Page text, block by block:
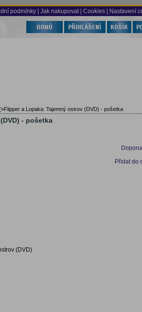
podmínky Jak nakupovat | Cookies | Nastavení
»Flipper a Lopaka: Tajemný ostrov (DVD) - pošetka
- pošetka
Přidat do
(DVD)